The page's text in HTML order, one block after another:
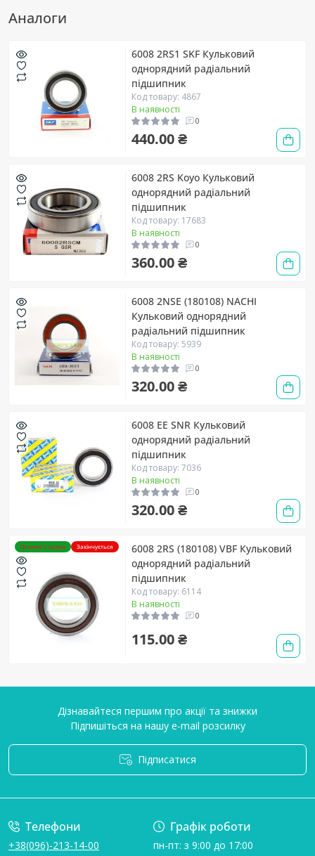
Аналоги
6008 2RS1 SKF Кульковий
однорядний радіальний
підшипник
Код товару: 4867
В наявності
0
440.00 ₴
6008 2RS Koyo Кульковий
однорядний радіальний
підшипник
Код товару: 17683
В наявності
0
360.00 ₴
6008 2NSE (180108) NACHI
Кульковий однорядний
радіальний підшипник
Код товару: 5939
В наявності
0
320.00 ₴
6008 EE SNR Кульковий
однорядний радіальний
підшипник
Код товару: 7036
В наявності
0
320.00 ₴
Останні 2 штуки Закінчується
6008 2RS (180108) VBF Кульковий
однорядний радіальний
підшипник
Код товару: 6114
В наявності
0
115.00 ₴
Дізнавайтеся першим про акції та знижки
Підпишіться на нашу e-mail розсилку
Підписатися
Телефони
+38(096)-213-14-00
Графік роботи
пн-пт: з 9:00 до 17:00